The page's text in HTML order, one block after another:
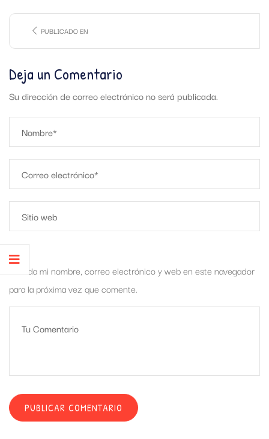
PUBLICADO EN
Deja un Comentario
Su dirección de correo electrónico no será publicada.
Guarda mi nombre, correo electrónico y web en este navegador
para la próxima vez que comente.